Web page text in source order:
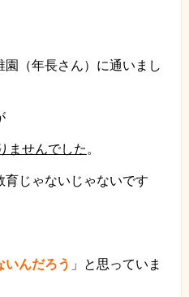
（年長さん）に通いまし
ませんでした 。
じゃないじゃないです
いんだろう 」と思っていま